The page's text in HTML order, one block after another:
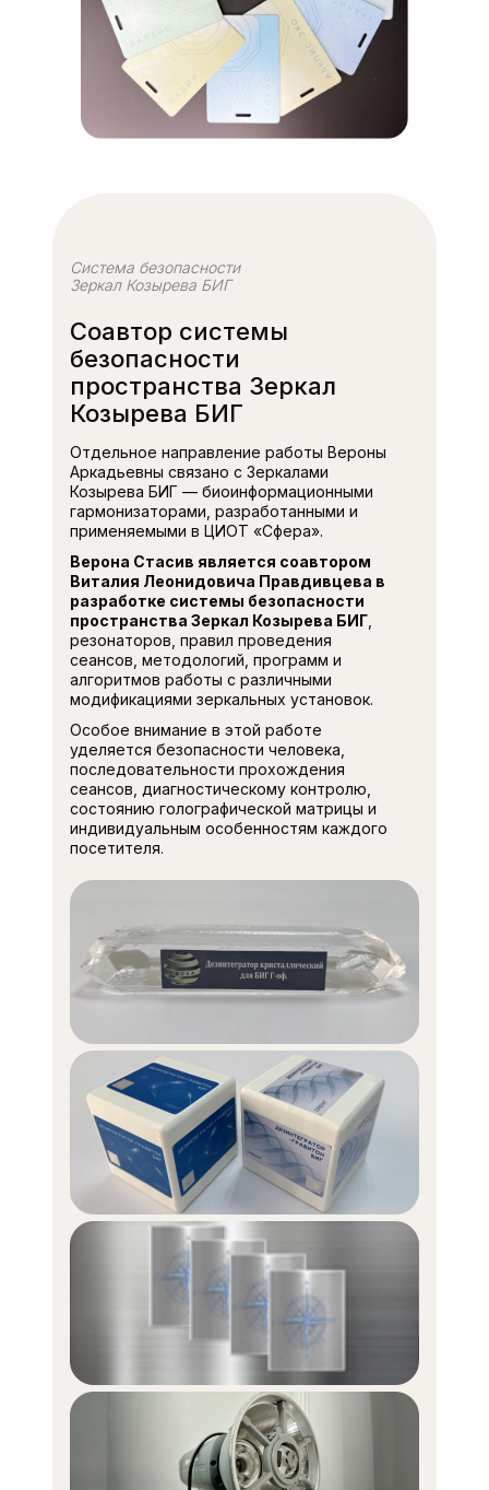
Особое внимание в этой работе
уделяется безопасности человека,
последовательности прохождения
сеансов, диагностическому контролю,
состоянию голографической матрицы и
индивидуальным особенностям каждого
посетителя.
Верона Стасив является соавтором
Виталия Леонидовича Правдивцева в
разработке системы безопасности
пространства Зеркал Козырева БИГ
резонаторов, правил проведения
сеансов, методологий, программ и
алгоритмов работы с различными
модификациями зеркальных установок.
Отдельное направление работы Вероны
Аркадьевны связано с Зеркалами
Козырева БИГ — биоинформационными
гармонизаторами, разработанными и
применяемыми в ЦИОТ «Сфера».
Система безопасности
Зеркал Козырева БИГ
Соавтор системы
безопасности
пространства Зеркал
Козырева БИГ